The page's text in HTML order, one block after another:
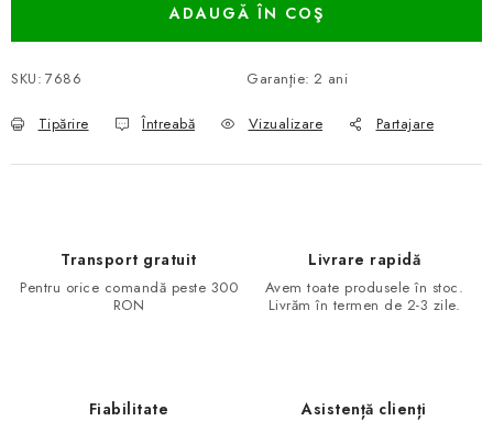
ADAUGĂ ÎN COŞ
SKU: 7686 Garanţie: 2 ani
Tipărire Întreabă Vizualizare Partajare
Transport gratuit
Pentru orice comandă peste 300
RON
Livrare rapidă
Avem toate produsele în stoc.
Livrăm în termen de 2-3 zile.
Fiabilitate Asistență clienți